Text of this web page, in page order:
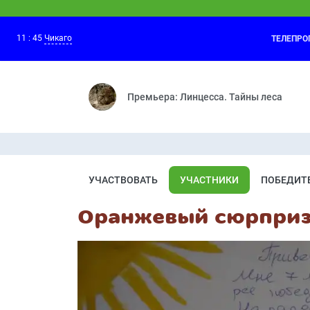
Пчёлка — Матч — Колыбельная для
11 : 45 Чикаго
Премьера: Линцесса. Тайны леса
УЧАСТВОВАТЬ УЧАСТНИКИ
Оранжевый